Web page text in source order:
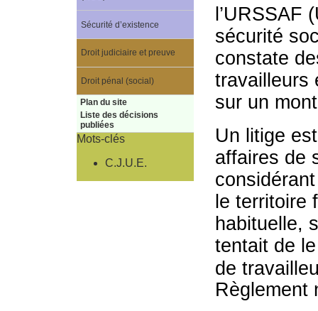
l’URSSAF
sécurité
constate
travailleurs
sur un
Un litige
affaires de
le territoire
habituelle,
tentait de
de
Règlement
Sécurité d’existence
Droit judiciaire et preuve
Droit pénal (social)
Plan du site
Liste des décisions
publiées
Mots-clés
C.J.U.E.